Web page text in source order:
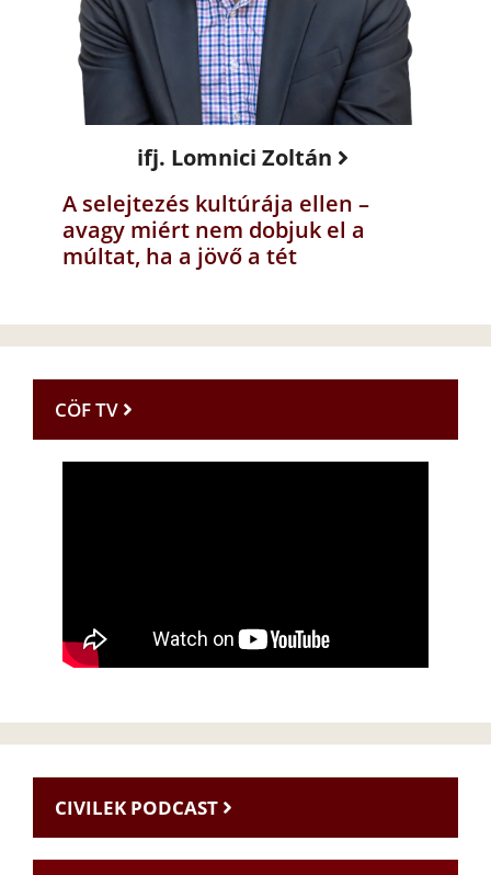
ifj. Lomnici Zoltán
A selejtezés kultúrája ellen –
avagy miért nem dobjuk el a
múltat, ha a jövő a tét
CÖF TV
CIVILEK PODCAST